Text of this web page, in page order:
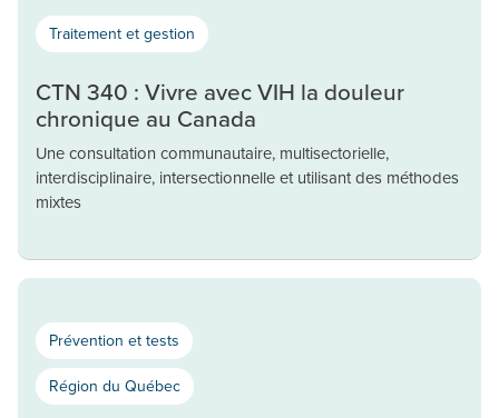
Traitement et gestion
CTN 340 : Vivre avec VIH la douleur
chronique au Canada
Une consultation communautaire, multisectorielle,
interdisciplinaire, intersectionnelle et utilisant des méthodes
mixtes
Prévention et tests
Région du Québec